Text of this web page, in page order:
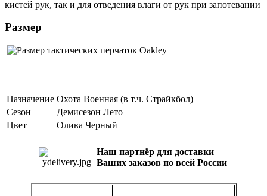
кистей рук, так и для отведения влаги от рук при запотевании
Размер
Назначение Охота Военная (в т.ч. Страйкбол)
Сезон
Демисезон Лето
Цвет
Олива Черный
Наш партнёр для доставки
Ваших заказов по всей России